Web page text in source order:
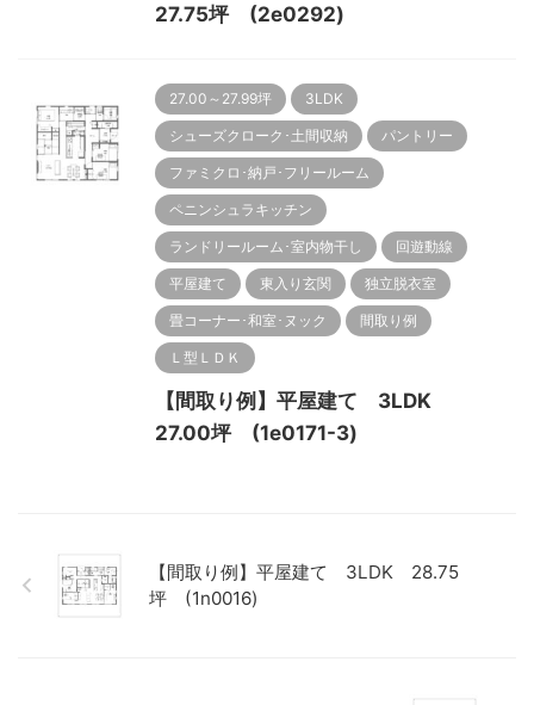
27.75坪 (2e0292)
27.00～27.99坪 3LDK
シューズクローク･土間収納 パントリー
ファミクロ･納戸･フリールーム
ペニンシュラキッチン
ランドリールーム･室内物干し 回遊動線
平屋建て 東入り玄関 独立脱衣室
畳コーナー･和室･ヌック 間取り例
Ｌ型ＬＤＫ
【間取り例】平屋建て 3LDK
27.00坪 (1e0171-3)
【間取り例】平屋建て 3LDK 28.75
坪 (1n0016)